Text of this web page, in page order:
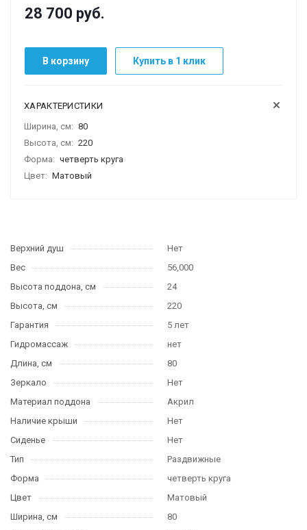
28 700 руб.
В корзину Купить в 1 клик
ХАРАКТЕРИСТИКИ
Ширина, см: 80
Высота, см: 220
Форма: четверть круга
Цвет: Матовый
Верхний душ
Нет
Вес
56,000
Высота поддона, см
24
Высота, см
220
Гарантия
5 лет
Гидромассаж
нет
Длина, см
80
Зеркало
Нет
Материал поддона
Акрил
Наличие крыши
Нет
Сиденье
Нет
Тип
Раздвижные
Форма
четверть круга
Цвет
Матовый
Ширина, см
80